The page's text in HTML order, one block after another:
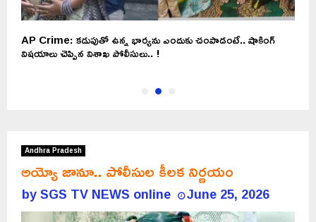
AP Crime: కడుపుతో ఉన్న భార్యను ఎందుకు చంపాడంటే.. షాకింగ్
విషయాలు చెప్పిన విశాఖ పోలీసులు.. !
Andhra Pradesh
అయ్యో జానూ.. పోలీసుల కీలక నిర్ణయం
bySGS TV NEWS online June 25, 2026